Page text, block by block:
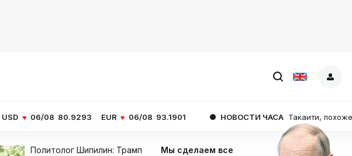
80.9293 EUR 06/08 93.1901 НОВОСТИ ЧАСА Такаити, похоже, готова
Политолог Шипилин: Трамп
Мы сделаем все